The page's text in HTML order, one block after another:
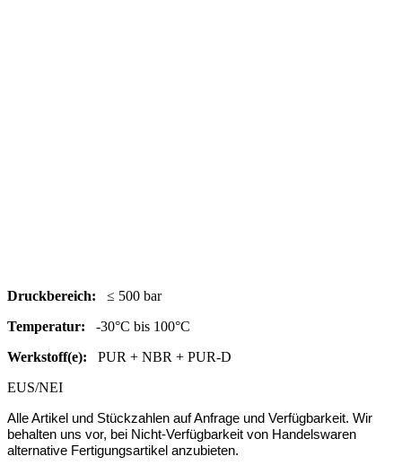
Druckbereich: ≤ 500 bar
Temperatur: -30°C bis 100°C
Werkstoff(e): PUR + NBR + PUR-D
EUS/NEI
Alle Artikel und Stückzahlen auf Anfrage und Verfügbarkeit. Wir
behalten uns vor, bei Nicht-Verfügbarkeit von Handelswaren
alternative Fertigungsartikel anzubieten.